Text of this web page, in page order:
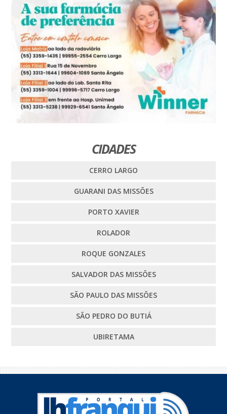
CIDADES
CERRO LARGO
GUARANI DAS MISSÕES
PORTO XAVIER
ROLADOR
ROQUE GONZALES
SALVADOR DAS MISSÕES
SÃO PAULO DAS MISSÕES
SÃO PEDRO DO BUTIÁ
UBIRETAMA